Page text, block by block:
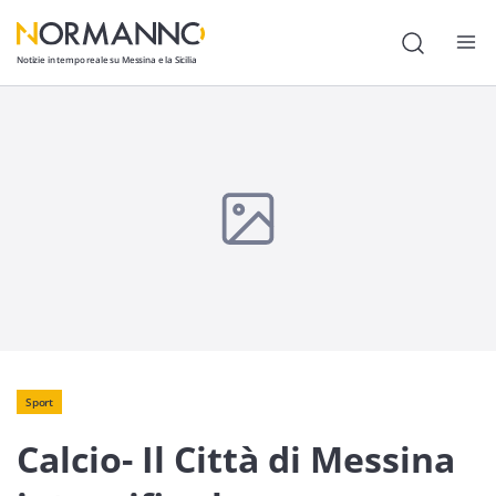
Notizie in tempo reale su Messina e la Sicilia
Economia
Sport
Sport
Calcio- Il Città di Messina